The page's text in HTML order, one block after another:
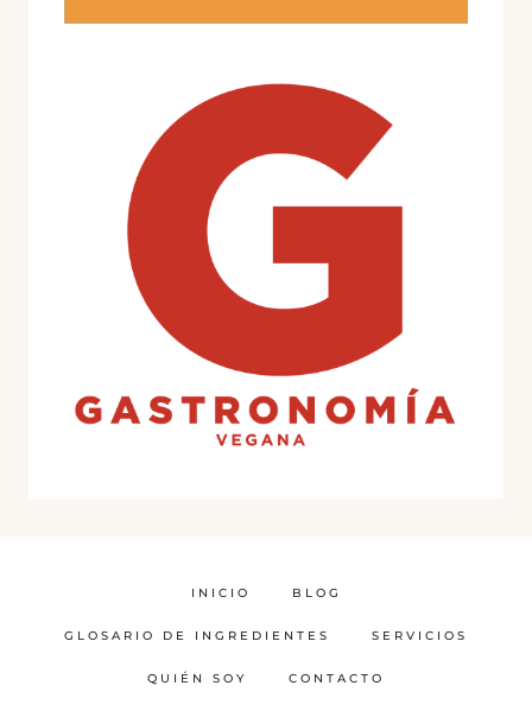
INICIO BLOG
GLOSARIO DE INGREDIENTES SERVICIOS
QUIÉN SOY CONTACTO